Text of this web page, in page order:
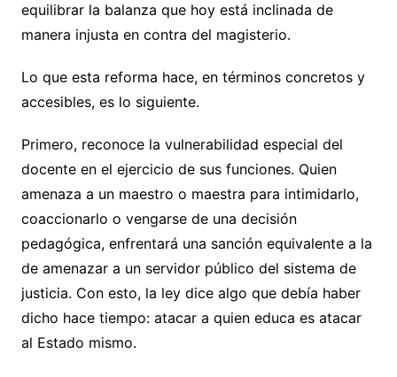
equilibrar la balanza que hoy está inclinada de
manera injusta en contra del magisterio.
Lo que esta reforma hace, en términos concretos y
accesibles, es lo siguiente.
Primero, reconoce la vulnerabilidad especial del
docente en el ejercicio de sus funciones. Quien
amenaza a un maestro o maestra para intimidarlo,
coaccionarlo o vengarse de una decisión
pedagógica, enfrentará una sanción equivalente a la
de amenazar a un servidor público del sistema de
justicia. Con esto, la ley dice algo que debía haber
dicho hace tiempo: atacar a quien educa es atacar
al Estado mismo.